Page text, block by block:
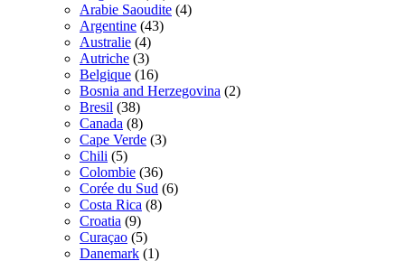
Arabie Saoudite (4)
Argentine (43)
Australie (4)
Autriche (3)
Belgique (16)
Bosnia and Herzegovina (2)
Bresil (38)
Canada (8)
Cape Verde (3)
Chili (5)
Colombie (36)
Corée du Sud (6)
Costa Rica (8)
Croatia (9)
Curaçao (5)
Danemark (1)